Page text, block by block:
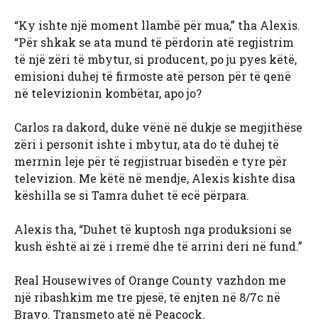
“Ky ishte një moment llambë për mua,” tha Alexis.
“Për shkak se ata mund të përdorin atë regjistrim
të një zëri të mbytur, si producent, po ju pyes këtë,
emisioni duhej të firmoste atë person për të qenë
në televizionin kombëtar, apo jo?
Carlos ra dakord, duke vënë në dukje se megjithëse
zëri i personit ishte i mbytur, ata do të duhej të
merrnin leje për të regjistruar bisedën e tyre për
televizion. Me këtë në mendje, Alexis kishte disa
këshilla se si Tamra duhet të ecë përpara.
Alexis tha, “Duhet të kuptosh nga produksioni se
kush është ai zë i rremë dhe të arrini deri në fund.”
Real Housewives of Orange County vazhdon me
një ribashkim me tre pjesë, të enjten në 8/7c në
Bravo. Transmeto atë në Peacock.